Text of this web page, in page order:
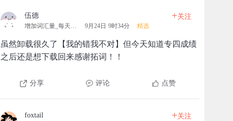
伍德
增加词汇量_每天都要进行 9月24日 9时34分 精选
+关注
虽然卸载很久了【我的错我不对】但今天知道专四成绩
之后还是想下载回来感谢拓词！！
分享 评论 点赞
foxtail +关注